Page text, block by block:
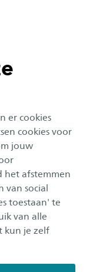
er cookies
cookies voor
jouw
het afstemmen
van social
toestaan' te
van alle
kun je zelf